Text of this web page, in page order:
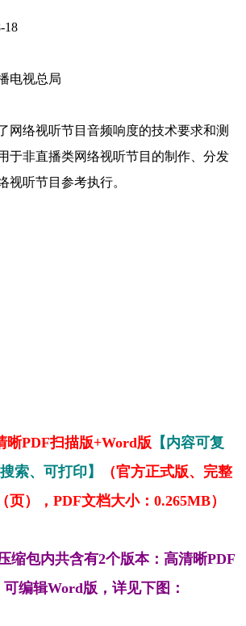
18
电视总局
网络视听节目音频响度的技术要求和测
于非直播类网络视听节目的制作、分发
视听节目参考执行。
晰PDF扫描版+Word版 【内容可复
索、可打印】
（官方正式版、完整
页），PDF文档大小：0.265MB）
缩包内共含有2个版本：高清晰PDF
编辑Word版，详见下图：